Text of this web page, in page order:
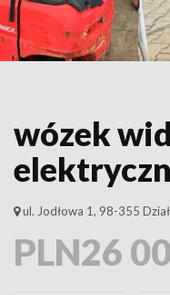
wózek
ul. Jodłowa 1, 98-355
PLN26